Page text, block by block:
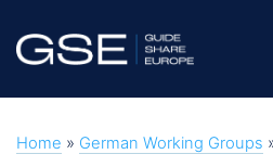
content
Home » German Working Groups